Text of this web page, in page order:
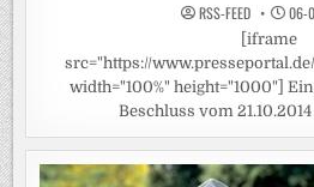
RSS-FEED 06-
[iframe
src="https://
width="100%" height="1000"]
Beschluss vom 21.10.2014